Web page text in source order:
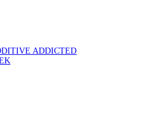
ADDICTED